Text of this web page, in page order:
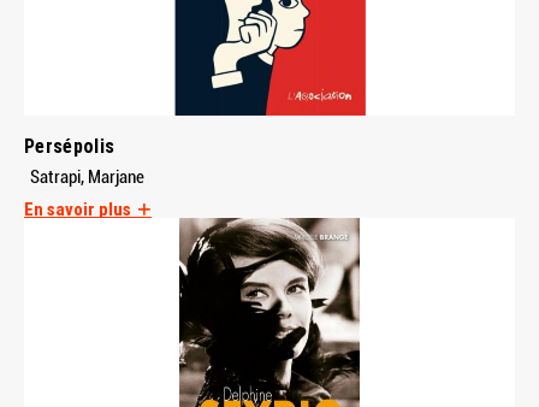
Persépolis
Satrapi, Marjane
En savoir plus